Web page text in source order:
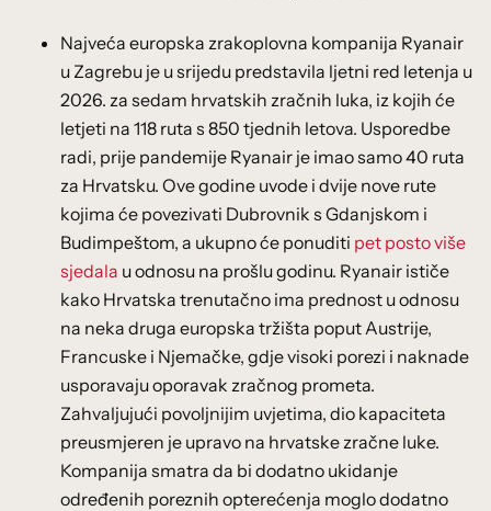
Najveća europska zrakoplovna kompanija Ryanair
u Zagrebu je u srijedu predstavila ljetni red letenja u
2026. za sedam hrvatskih zračnih luka, iz kojih će
letjeti na 118 ruta s 850 tjednih letova. Usporedbe
radi, prije pandemije Ryanair je imao samo 40 ruta
za Hrvatsku. Ove godine uvode i dvije nove rute
kojima će povezivati Dubrovnik s Gdanjskom i
Budimpeštom, a ukupno će ponuditi pet posto više
sjedala u odnosu na prošlu godinu. Ryanair ističe
kako Hrvatska trenutačno ima prednost u odnosu
na neka druga europska tržišta poput Austrije,
Francuske i Njemačke, gdje visoki porezi i naknade
usporavaju oporavak zračnog prometa.
Zahvaljujući povoljnijim uvjetima, dio kapaciteta
preusmjeren je upravo na hrvatske zračne luke.
Kompanija smatra da bi dodatno ukidanje
određenih poreznih opterećenja moglo dodatno